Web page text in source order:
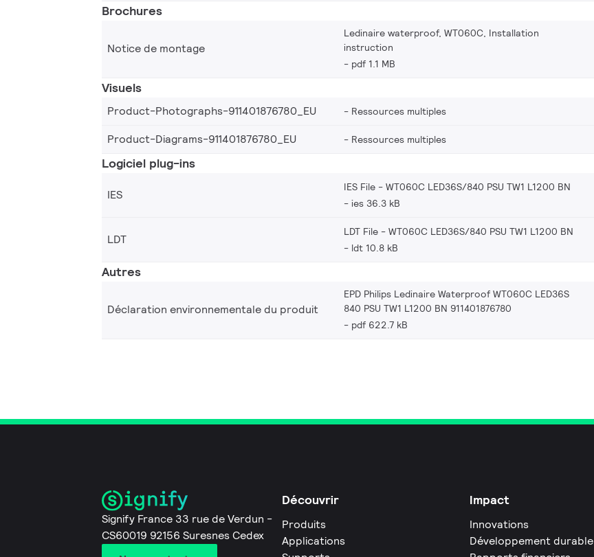
Brochures
Notice de montage
Ledinaire waterproof, WT060C, Installation
instruction
pdf 1.1 MB
Visuels
Product-Photographs-911401876780_EU Ressources multiples
Product-Diagrams-911401876780_EU
Ressources multiples
Logiciel plug-ins
IES
IES File - WT060C LED36S/840 PSU TW1 L1200 BN
ies 36.3 kB
LDT
LDT File - WT060C LED36S/840 PSU TW1 L1200 BN
ldt 10.8 kB
Autres
Déclaration environnementale du produit
EPD Philips Ledinaire Waterproof WT060C LED36S
840 PSU TW1 L1200 BN 911401876780
pdf 622.7 kB
Signify France 33 rue de Verdun -
CS60019 92156 Suresnes Cedex
Découvrir
Produits
Applications
Impact
Innovations
Développement durable